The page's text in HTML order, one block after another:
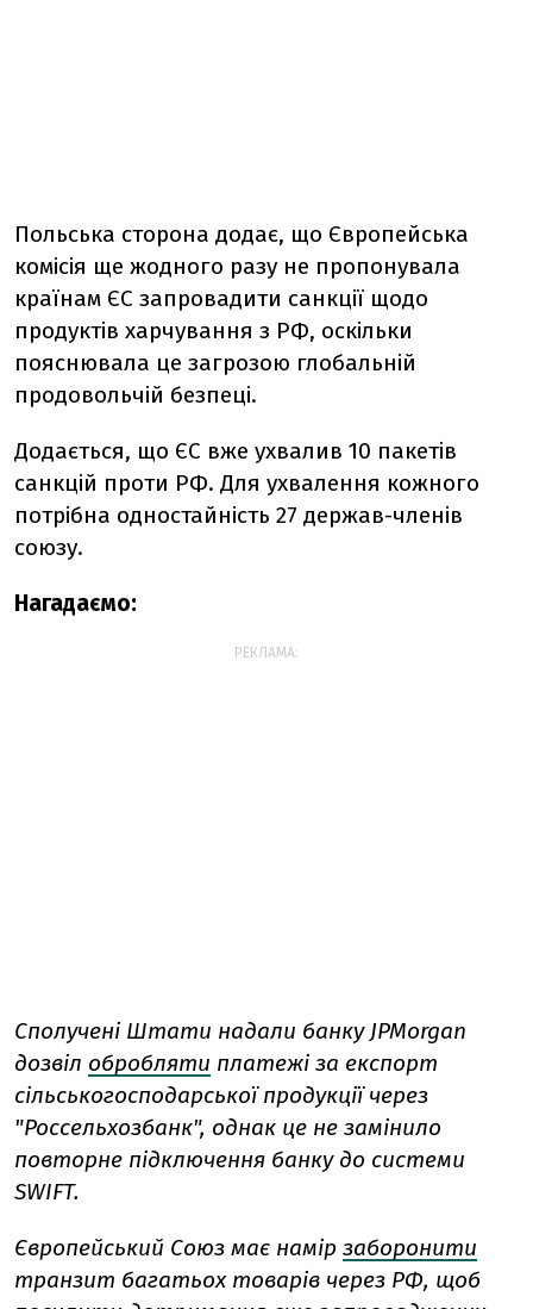
Польська сторона додає, що Європейська
комісія ще жодного разу не пропонувала
країнам ЄС запровадити санкції щодо
продуктів харчування з РФ, оскільки
пояснювала це загрозою глобальній
продовольчій безпеці.
Додається, що ЄС вже ухвалив 10 пакетів
санкцій проти РФ. Для ухвалення кожного
потрібна одностайність 27 держав-членів
союзу.
Нагадаємо:
РЕКЛАМА:
Сполучені Штати надали банку JPMorgan
дозвіл обробляти платежі за експорт
сільськогосподарської продукції через
"Россельхозбанк", однак це не замінило
повторне підключення банку до системи
SWIFT.
Європейський Союз має намір заборонити
транзит багатьох товарів через РФ, щоб